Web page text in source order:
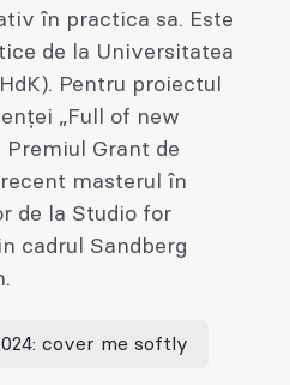
în practica sa. Este
de la Universitatea
Pentru proiectul
„Full of new
Premiul Grant de
masterul în
de la Studio for
cadrul Sandberg
cover me softly